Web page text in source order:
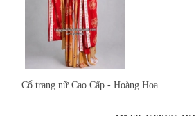
Cổ trang nữ Cao Cấp - Hoàng Hoa